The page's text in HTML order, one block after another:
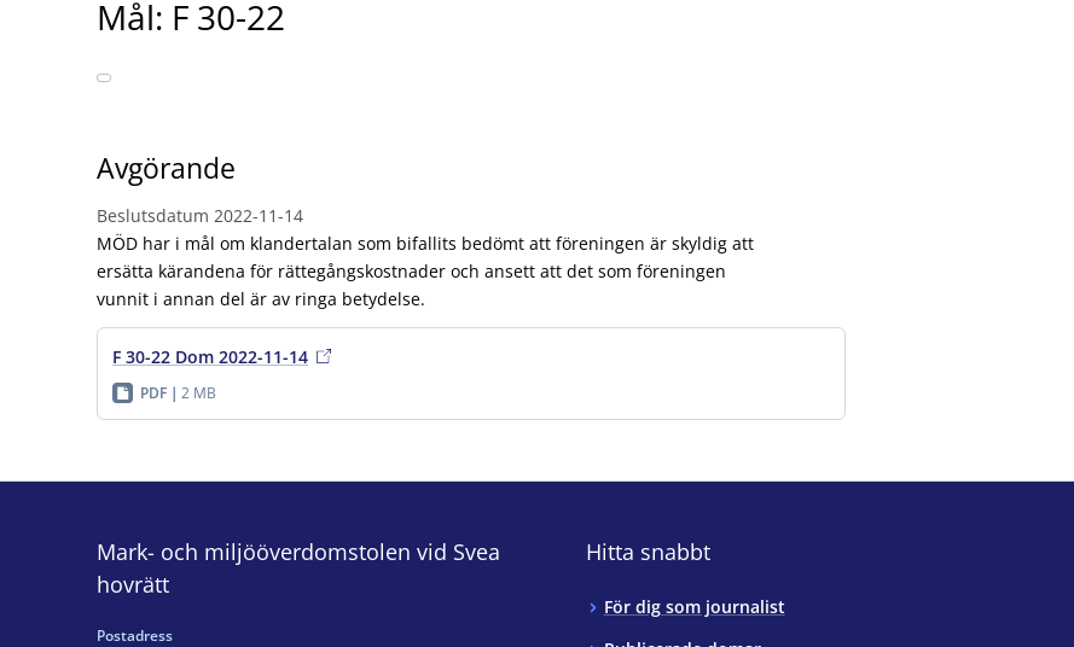
Mål: F 30-22
Avgörande
Beslutsdatum 2022-11-14
MÖD har i mål om klandertalan som bifallits bedömt att föreningen är skyldig att
ersätta kärandena för rättegångskostnader och ansett att det som föreningen
vunnit i annan del är av ringa betydelse.
F 30-22 Dom 2022-11-14
PDF 2 MB
Mark- och miljööverdomstolen vid Svea
hovrätt
Postadress
Hitta snabbt
För dig som journalist